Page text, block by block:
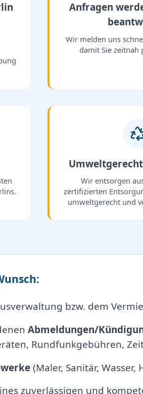
Anfragen
Wir melden uns
damit Sie zeitnah
Wir entsorgen
zertifizierten
umweltgerecht und
bzw. dem
Abmeldungen/
Rundfunkgebühren,
(Maler, Sanitär, Wasser,
zuverlässigen und